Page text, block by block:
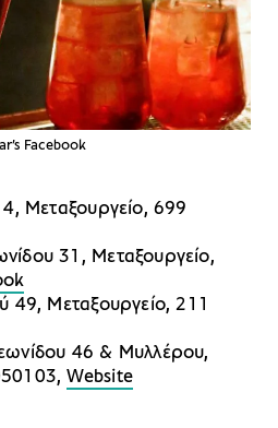
Facebook
4, Μεταξουργείο, 699
31, Μεταξουργείο,
49, Μεταξουργείο, 211
46 & Μυλλέρου,
Website